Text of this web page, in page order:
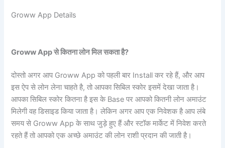
Groww App Details
Groww App से कितना लोन मिल सकता है?
दोस्तो अगर आप Groww App को पहली बार Install कर रहे हैं, और आप
इस ऐप से लोन लेना चाहते है, तो आपका सिबिल स्कोर इसमें देखा जाता है।
आपका सिबिल स्कोर कितना है इस के Base पर आपको कितनी लोन अमाउंट
मिलेगी वह डिसाइड किया जाता है। लेकिन अगर आप एक निवेशक है आप लंबे
समय से Groww App के साथ जुड़े हुए हैं और स्टॉक मार्केट में निवेश करते
रहते हैं तो आपको एक अच्छे अमाउंट की लोन राशी प्रदान की जाती है।